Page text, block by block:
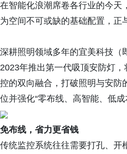
在智能化浪潮席卷各行业的今天
为空间不可或缺的基础配置，正
深耕照明领域多年的宜美科技（
2023年推出第一代吸顶安防灯
控的双向融合，打破照明与安防
位并强化“零布线、高智能、低
免布线，省力更省钱
传统监控系统往往需要打孔、开